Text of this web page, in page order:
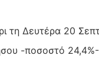
τη Δευτέρα 20
-ποσοστό